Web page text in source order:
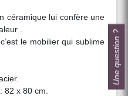
céramique lui confère une
.
le mobilier qui sublime
82 x 80 cm.
Une question ?